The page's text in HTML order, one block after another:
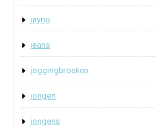
jayno
jeans
joggingbroeken
jongen
jongens